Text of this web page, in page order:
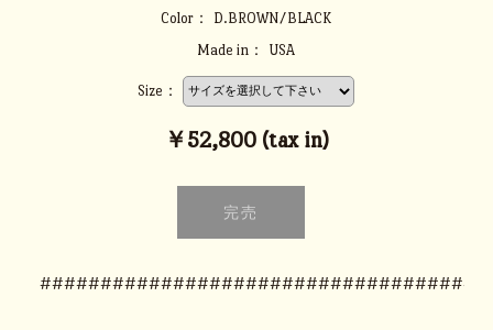
Color：
D.BROWN/BLACK
Made in：
USA
Size：
￥52,800 (tax in)